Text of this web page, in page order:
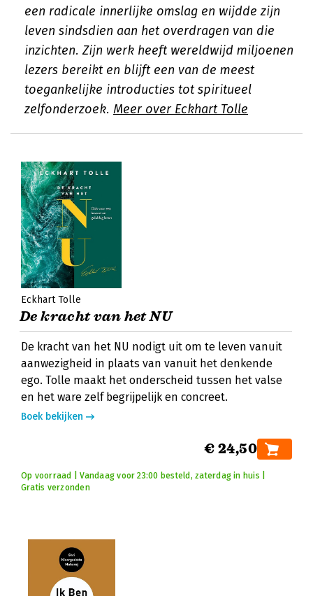
een radicale innerlijke omslag en wijdde zijn
leven sindsdien aan het overdragen van die
inzichten. Zijn werk heeft wereldwijd miljoenen
lezers bereikt en blijft een van de meest
toegankelijke introducties tot spiritueel
zelfonderzoek. Meer over Eckhart Tolle
Eckhart Tolle
De kracht van het NU
De kracht van het NU nodigt uit om te leven vanuit
aanwezigheid in plaats van vanuit het denkende
ego. Tolle maakt het onderscheid tussen het valse
en het ware zelf begrijpelijk en concreet.
Boek bekijken
€ 24,50
Op voorraad | Vandaag voor 23:00 besteld, zaterdag in huis |
Gratis verzonden